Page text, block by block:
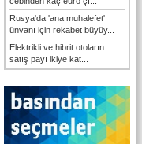
Rusya'da 'ana muhalefet'
ünvanı için rekabet büyüy...
Elektrikli ve hibrit otoların
satış payı ikiye kat...